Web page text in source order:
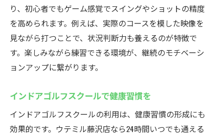
り、初心者でもゲーム感覚でスイングやショットの精度
を高められます。例えば、実際のコースを模した映像を
見ながら打つことで、状況判断力も養えるのが特徴で
す。楽しみながら練習できる環境が、継続のモチベーシ
ョンアップに繋がります。
インドアゴルフスクールで健康習慣を
インドアゴルフスクールの利用は、健康習慣の形成にも
効果的です。ウテミル藤沢店なら24時間いつでも通える